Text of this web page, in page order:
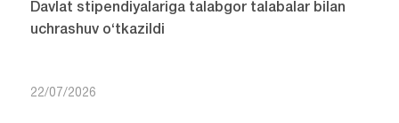
Davlat stipendiyalariga talabgor talabalar bilan
uchrashuv o‘tkazildi
22/07/2026